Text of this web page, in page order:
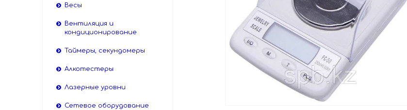
Весы
Вентиляция и
кондиционирование
Таймеры, секундомеры
Алкотестеры
Лазерные уровни
Сетевое оборудование